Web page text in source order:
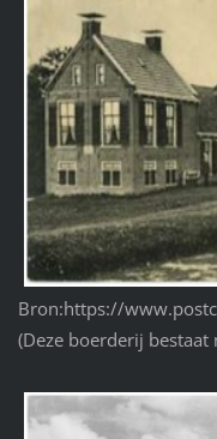
Bron:https://
(Deze boerderij bestaat